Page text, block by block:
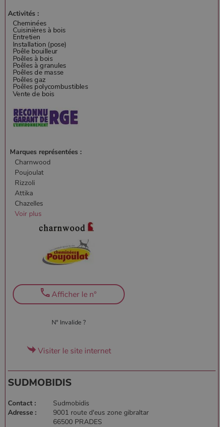
Activités :
Marques représentées :
Charnwood
Poujoulat
Rizzoli
Attika
Chazelles
Voir plus
N° Invalide ?
Afficher le n°
Visiter le site internet
SUDMOBIDIS
Contact :
Sudmobidis
Adresse :
9001 route d'eus zone gibraltar
66500 PRADES